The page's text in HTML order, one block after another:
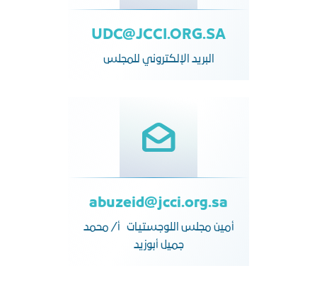
UDC@JCCI.ORG.SA
البريد الإلكتروني للمجلس
abuzeid@jcci.org.sa
أمين مجلس اللوجستيات أ/ محمد
جميل أبوزيد